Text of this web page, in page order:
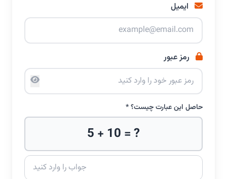
ایمیل
رمز عبور
حاصل این عبارت چیست؟ *
5 + 10 = ?